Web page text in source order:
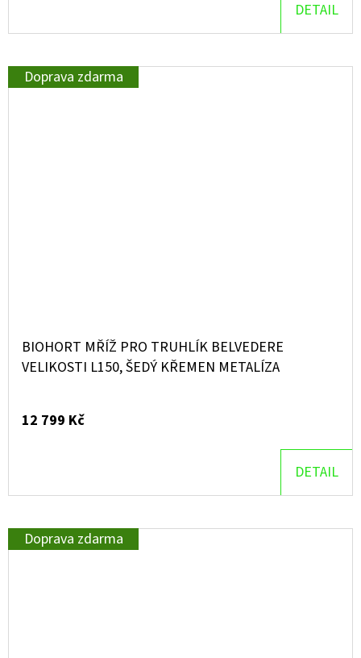
DETAIL
Doprava zdarma
BIOHORT MŘÍŽ PRO TRUHLÍK BELVEDERE
VELIKOSTI L150, ŠEDÝ KŘEMEN METALÍZA
12 799 Kč
DETAIL
Doprava zdarma